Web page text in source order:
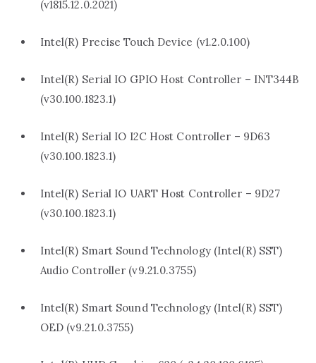
(v1815.12.0.2021)
Intel(R) Precise Touch Device (v1.2.0.100)
Intel(R) Serial IO GPIO Host Controller – INT344B
(v30.100.1823.1)
Intel(R) Serial IO I2C Host Controller – 9D63
(v30.100.1823.1)
Intel(R) Serial IO UART Host Controller – 9D27
(v30.100.1823.1)
Intel(R) Smart Sound Technology (Intel(R) SST)
Audio Controller (v9.21.0.3755)
Intel(R) Smart Sound Technology (Intel(R) SST)
OED (v9.21.0.3755)